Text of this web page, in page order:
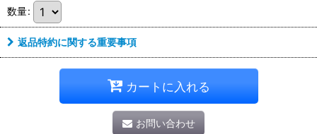
数量:
返品特約に関する重要事項
カートに入れる
お問い合わせ